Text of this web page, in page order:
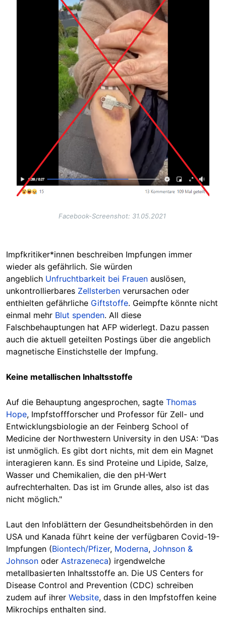
Facebook-Screenshot: 31.05.2021
Impfkritiker*innen beschreiben Impfungen immer
wieder als gefährlich. Sie würden
angeblich Unfruchtbarkeit bei Frauen auslösen,
unkontrollierbares Zellsterben verursachen oder
enthielten gefährliche Giftstoffe. Geimpfte könnte nicht
einmal mehr Blut spenden. All diese
Falschbehauptungen hat AFP widerlegt. Dazu passen
auch die aktuell geteilten Postings über die angeblich
magnetische Einstichstelle der Impfung.
Keine metallischen Inhaltsstoffe
Auf die Behauptung angesprochen, sagte Thomas
Hope, Impfstoffforscher und Professor für Zell- und
Entwicklungsbiologie an der Feinberg School of
Medicine der Northwestern University in den USA: "Das
ist unmöglich. Es gibt dort nichts, mit dem ein Magnet
interagieren kann. Es sind Proteine und Lipide, Salze,
Wasser und Chemikalien, die den pH-Wert
aufrechterhalten. Das ist im Grunde alles, also ist das
nicht möglich."
Laut den Infoblättern der Gesundheitsbehörden in den
USA und Kanada führt keine der verfügbaren Covid-19-
Impfungen (Biontech/Pfizer, Moderna, Johnson &
Johnson oder Astrazeneca) irgendwelche
metallbasierten Inhaltsstoffe an. Die US Centers for
Disease Control and Prevention (CDC) schreiben
zudem auf ihrer Website, dass in den Impfstoffen keine
Mikrochips enthalten sind.